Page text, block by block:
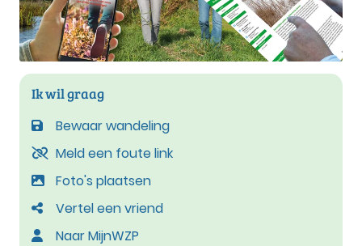
Ik wil graag
Bewaar wandeling
Meld een foute link
Foto's plaatsen
Vertel een vriend
Naar MijnWZP